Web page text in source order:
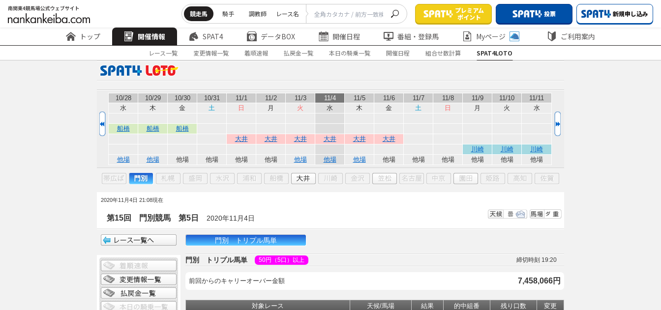
競走馬 騎手 調教師 レース名
プレミアム
ポイント
投票 新規申し込み
トップ 開催情報 SPAT4 データBOX 開催日程 番組・登録馬 Myページ ご利用案内
レース一覧 変更情報一覧 着順速報 払戻金一覧 本日の騎乗一覧 開催日程 組合せ数計算 SPAT4LOTO
10/28 10/29 10/30 10/31 11/1 11/2 11/3 11/4 11/5 11/6 11/7 11/8 11/9 11/10
11/11
水
木 金 土 日 月 火 水 木 金 土 日 月 火 水
船橋 船橋
船橋
大井
大井 大井 大井 大井
大井
川崎
川崎
川崎
他場
他場 他場 他場 他場 他場 他場 他場 他場 他場 他場 他場 他場 他場 他場
2020年11月4日 21:08現在
第15回 門別競馬 第5日 2020年11月4日
門別 トリプル馬単
門別 トリプル馬単 50円（5口）以上 締切時刻 19:20
前回からのキャリーオーバー金額 7,458,066円
対象レース 天候/馬場 結果 的中組番 残り口数 変更